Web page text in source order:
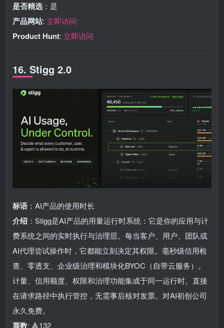
是否精选 ：是
产品网站: 立即访问
Product Hunt: 立即访问
16. Stigg 2.0
标语 ：AI产品的使用时长
介绍 ：Stigg是AI产品的用量运行时系统：它是你的应用与计
费系统之间的实时执行与治理层。每当客户、用户、团队或
AI代理尝试操作时，它都能立刻决定其权限。毫秒级信用检
查、零透支、企业级治理和模块化BYOC（自带云服务）。
计量、信用额度、权限和治理功能集成于同一运行时。直接
在请求路径中执行管控，无需事后核对发票。对AI初创公司
永久免费。
票数: 🔺132